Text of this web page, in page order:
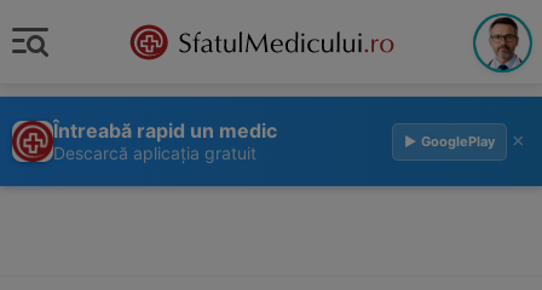
Întreabă rapid un medic
Descarcă aplicația gratuit
▶ GooglePlay ×